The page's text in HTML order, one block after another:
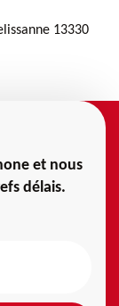
13330
et nous
délais.